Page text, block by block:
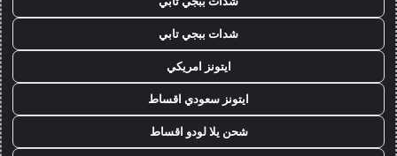
شدات ببجي تابي
ايتونز امريكي
ايتونز سعودي اقساط
شحن يلا لودو اقساط